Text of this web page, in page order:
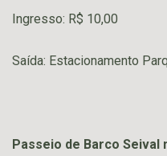
Ingresso: R$ 10,00
Saída: Estacionamento
Passeio de Barco Seival